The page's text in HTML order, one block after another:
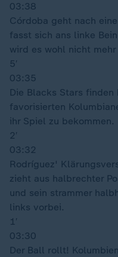
03:38
Córdoba geht nach
fasst sich ans linke
wird es wohl nicht
5′
03:35
Die Blacks Stars
favorisierten
ihr Spiel zu bekommen.
2′
03:32
Rodríguez'
zieht aus halbrechter
und sein strammer
links vorbei.
1′
03:30
Der Ball rollt!